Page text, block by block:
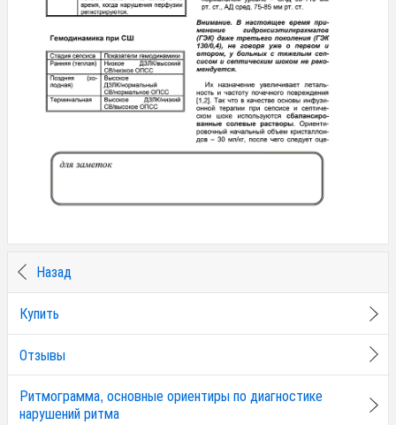
Назад
Купить
Отзывы
Ритмограмма, основные ориентиры по диагностике
нарушений ритма